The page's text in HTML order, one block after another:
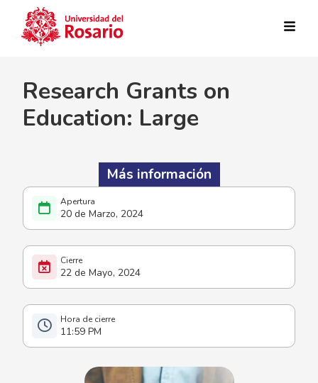
20 de Marzo, 2024
22 de Mayo, 2024
11:59 PM
Research Grants on
Education: Large
Más información